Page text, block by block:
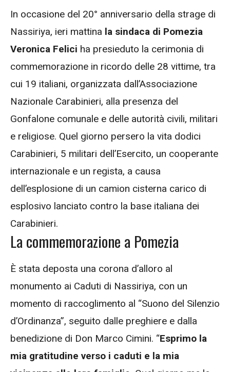
In occasione del 20° anniversario della strage di
Nassiriya, ieri mattina la sindaca di Pomezia
Veronica Felici ha presieduto la cerimonia di
commemorazione in ricordo delle 28 vittime, tra
cui 19 italiani, organizzata dall’Associazione
Nazionale Carabinieri, alla presenza del
Gonfalone comunale e delle autorità civili, militari
e religiose. Quel giorno persero la vita dodici
Carabinieri, 5 militari dell’Esercito, un cooperante
internazionale e un regista, a causa
dell’esplosione di un camion cisterna carico di
esplosivo lanciato contro la base italiana dei
Carabinieri.
La commemorazione a Pomezia
È stata deposta una corona d’alloro al
monumento ai Caduti di Nassiriya, con un
momento di raccoglimento al “Suono del Silenzio
d’Ordinanza”, seguito dalle preghiere e dalla
benedizione di Don Marco Cimini. “Esprimo la
mia gratitudine verso i caduti e la mia